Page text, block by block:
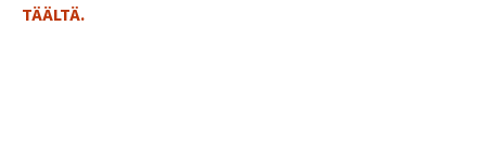
TÄÄLTÄ.